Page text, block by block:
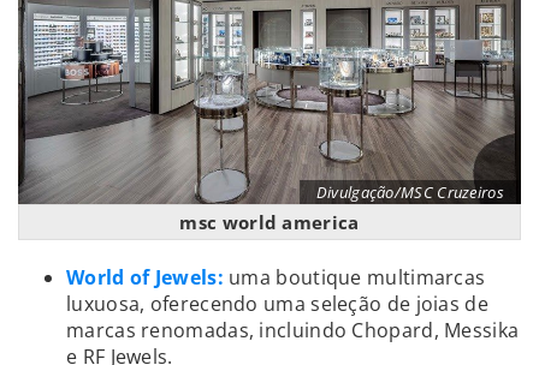
Divulgação/MSC Cruzeiros
msc world america
World of Jewels: uma boutique multimarcas
luxuosa, oferecendo uma seleção de joias de
marcas renomadas, incluindo Chopard, Messika
e RF Jewels.